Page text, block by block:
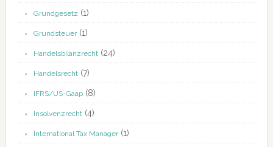
Grundgesetz (1)
Grundsteuer(1)
Handelsbilanzrecht(24)
Handelsrecht(7)
IFRS/US-Gaap(8)
Insolvenzrecht(4)
International Tax Manager(1)